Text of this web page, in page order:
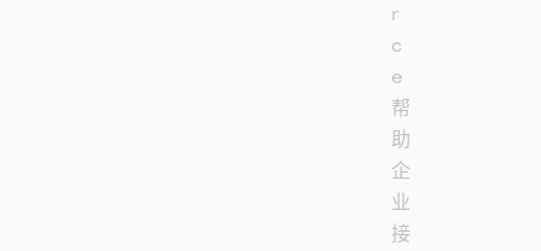
r
c
e
帮
助
企
业
接